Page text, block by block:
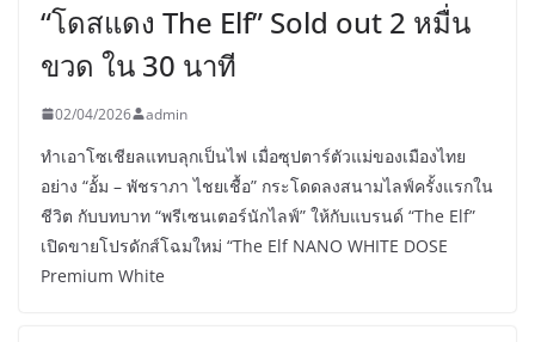
“โดสแดง The Elf” Sold out 2 หมื่น
ขวด ใน 30 นาที
02/04/2026 admin
ทำเอาโซเชียลแทบลุกเป็นไฟ เมื่อซุปตาร์ตัวแม่ของเมืองไทย
อย่าง “อั้ม – พัชราภา ไชยเชื้อ” กระโดดลงสนามไลฟ์ครั้งแรกใน
ชีวิต กับบทบาท “พรีเซนเตอร์นักไลฟ์” ให้กับแบรนด์ “The Elf”
เปิดขายโปรดักส์โฉมใหม่ “The Elf NANO WHITE DOSE
Premium White